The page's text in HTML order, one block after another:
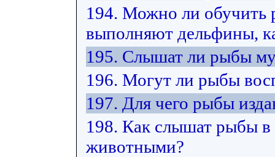
194. Можно ли обучить
выполняют дельфины,
195. Слышат ли рыбы
196. Могут ли рыбы
197. Для чего рыбы
198. Как слышат рыбы в
животными?